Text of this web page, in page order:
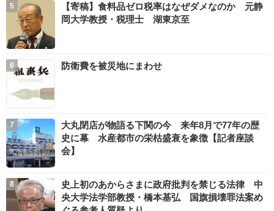
【寄稿】食料品ゼロ税率はなぜダメなのか 元静
岡大学教授・税理士 湖東京至
防衛費を被災地にまわせ
大丸閉店が物語る下関の今 来年8月で77年の歴
史に幕 水産都市の栄枯盛衰を象徴【記者座談
会】
史上初のあからさまに政府批判を禁じる法律 中
央大学法学部教授・橋本基弘 国旗損壊罪法案め